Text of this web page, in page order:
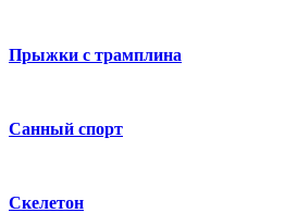
Прыжки с трамплина
Санный спорт
Скелетон